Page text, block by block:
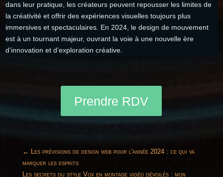
dans leur pratique, les créateurs peuvent repousser les limites de
la créativité et offrir des expériences visuelles toujours plus
immersives et spectaculaires. En 2024, le design de mouvement
est à un tournant majeur, ouvrant la voie à une nouvelle ère
d’innovation et d’exploration créative.
Prendre RDV
← Les prévisions de design web pour l'année 2024 : ce qui va
marquer les esprits
Les secrets du style Vox en montage vidéo dévoilés : mon